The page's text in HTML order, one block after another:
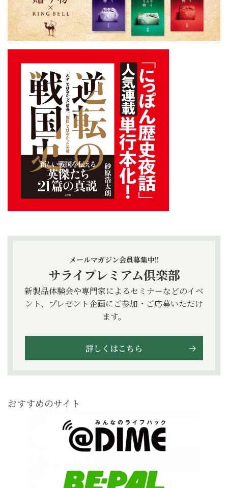
メールマガジン会員募集中!!
サライプレミアム倶楽部
新製品体験会や専門家によるセミナーなどのイベ
ント、プレゼント企画にご参加・ご応募いただけ
ます。
詳しくはこちら
おすすめのサイト